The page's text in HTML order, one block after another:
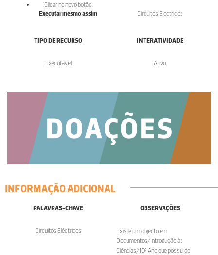
Clicar no novo botão
Executar mesmo assim
Circuitos Eléctricos
TIPO DE RECURSO
Executável
INTERATIVIDADE
Ativo
INFORMAÇÃO ADICIONAL
PALAVRAS-CHAVE
Circuitos Eléctricos
OBSERVAÇÕES
Existe um objecto em
Documentos/Introdução às
Ciências/10º Ano que possui de